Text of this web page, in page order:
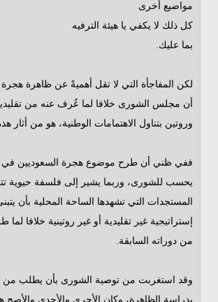
مواضيع أخرى
كل ذلك لا يكفي يا هيئة الترفيه
بما عليك.
لكن المفاجأة التي لا تقل أهميةً عن ظاهرة
أن مجلس الشورى خلافا لما عُرف عنه من
وروتين بتناول الاهتمامات الوطنية، هو من أثار
ففي ظني أن طرح موضوع هجرة السعوديين في
يحسب للشورى، وربما يشير إلى فلسفة حيوية
المستجدات التي تشهدها الساحة المحلية بأن
إستراتيجية غير تقليدية أو غير روتينية خلافا
من دوراته السابقة.
وقد استغربت من توصية الشورى بأن يطلب من
بدراسة الظاهرة، وكان الأحرى والأجدى